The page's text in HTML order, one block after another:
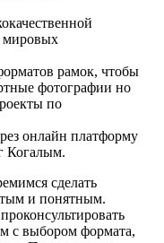
мировых
рамок, чтобы
фотографии но
по
онлайн платформу
Когалым.
сделать
и понятным.
с выбором формата,